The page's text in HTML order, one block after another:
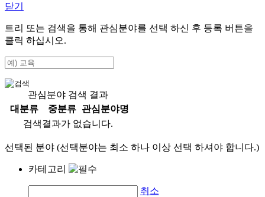
닫기
트리 또는 검색을 통해 관심분야를 선택 하신 후 등록 버튼을
클릭 하십시오.
관심분야 검색 결과
대분류
중분류
관심분야명
검색결과가 없습니다.
선택된 분야 (선택분야는 최소 하나 이상 선택 하셔야 합니다.)
카테고리
취소